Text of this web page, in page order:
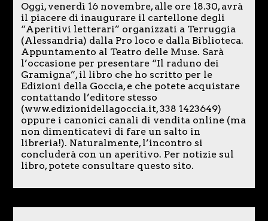
Oggi, venerdì 16 novembre, alle ore 18.30, avrà
il piacere di inaugurare il cartellone degli
“Aperitivi letterari” organizzati a Terruggia
(Alessandria) dalla Pro loco e dalla Biblioteca.
Appuntamento al Teatro delle Muse. Sarà
l’occasione per presentare “Il raduno dei
Gramigna”, il libro che ho scritto per le
Edizioni della Goccia, e che potete acquistare
contattando l’editore stesso
(www.edizionidellagoccia.it, 338 1423649)
oppure i canonici canali di vendita online (ma
non dimenticatevi di fare un salto in
libreria!). Naturalmente, l’incontro si
concluderà con un aperitivo. Per notizie sul
libro, potete consultare questo sito.